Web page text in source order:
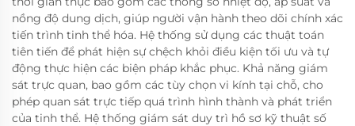
nồng độ dung dịch, giúp người vận hành theo dõi chính xác
tiến trình tinh thể hóa. Hệ thống sử dụng các thuật toán
tiên tiến để phát hiện sự chệch khỏi điều kiện tối ưu và tự
động thực hiện các biện pháp khắc phục. Khả năng giám
sát trực quan, bao gồm các tùy chọn vi kính tại chỗ, cho
phép quan sát trực tiếp quá trình hình thành và phát triển
của tinh thể. Hệ thống giám sát duy trì hồ sơ kỹ thuật số